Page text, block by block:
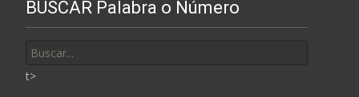
BUSCAR Palabra o Número
por:
t>